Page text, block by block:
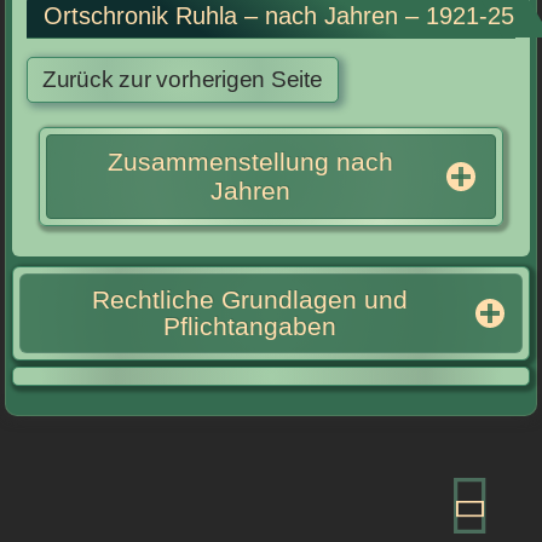
Ortschronik Ruhla – nach Jahren – 1921-25
Zusammenstellung nach
Jahren
Rechtliche Grundlagen und
Pflichtangaben